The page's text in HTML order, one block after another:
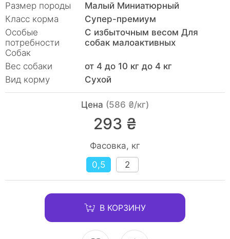
Размер породы
Малый Миниатюрный
Класс корма
Супер-премиум
Особые
потребности
Собак
С избыточным весом Для
собак малоактивных
Вес собаки
от 4 до 10 кг до 4 кг
Вид корму
Сухой
Цена (586 ₴/кг)
293 ₴
Фасовка, кг
0,5
2
В КОРЗИНУ